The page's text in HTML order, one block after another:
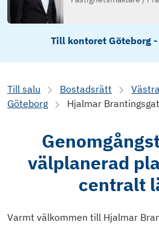
Till kontoret Göteborg
Till salu Bostadsrätt
Göteborg
Hjalmar
välplanerad
centralt
Varmt välkommen till Hjalmar